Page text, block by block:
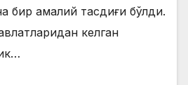
бир амалий тасдиғи бўлди.
келган